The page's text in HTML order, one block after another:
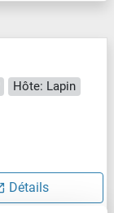
Hôte: Lapin
Détails